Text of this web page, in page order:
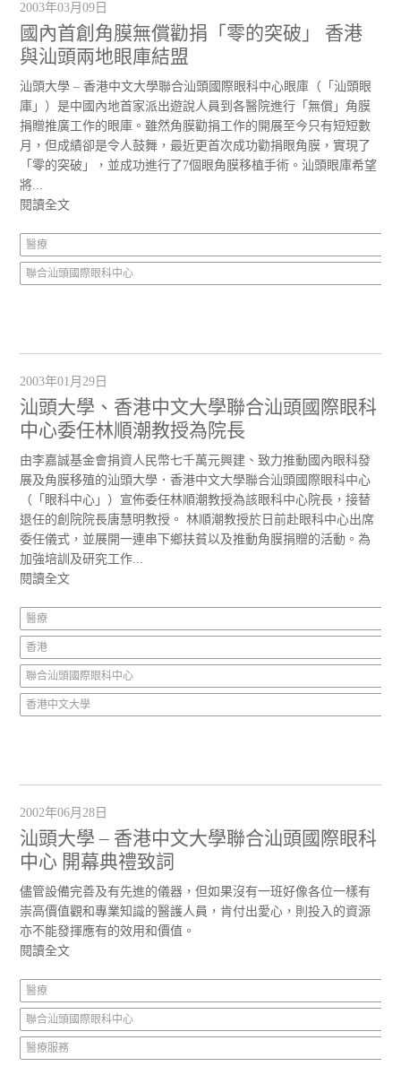
2003年03月09日
國內首創角膜無償勸捐「零的突破」 香港
與汕頭兩地眼庫結盟
汕頭大學 – 香港中文大學聯合汕頭國際眼科中心眼庫（「汕頭眼
庫」）是中國內地首家派出遊說人員到各醫院進行「無償」角膜
捐贈推廣工作的眼庫。雖然角膜勸捐工作的開展至今只有短短數
月，但成績卻是令人鼓舞，最近更首次成功勸捐眼角膜，實現了
「零的突破」，並成功進行了7個眼角膜移植手術。汕頭眼庫希望
將...
閱讀全文
醫療
聯合汕頭國際眼科中心
2003年01月29日
汕頭大學、香港中文大學聯合汕頭國際眼科
中心委任林順潮教授為院長
由李嘉誠基金會捐資人民幣七千萬元興建、致力推動國內眼科發
展及角膜移殖的汕頭大學．香港中文大學聯合汕頭國際眼科中心
（「眼科中心」）宣佈委任林順潮教授為該眼科中心院長，接替
退任的創院院長唐慧明教授。 林順潮教授於日前赴眼科中心出席
委任儀式，並展開一連串下鄉扶貧以及推動角膜捐贈的活動。為
加強培訓及研究工作...
閱讀全文
醫療
香港
聯合汕頭國際眼科中心
香港中文大學
2002年06月28日
汕頭大學 – 香港中文大學聯合汕頭國際眼科
中心 開幕典禮致詞
儘管設備完善及有先進的儀器，但如果沒有一班好像各位一樣有
崇高價值觀和專業知識的醫護人員，肯付出愛心，則投入的資源
亦不能發揮應有的效用和價值。
閱讀全文
醫療
聯合汕頭國際眼科中心
醫療服務